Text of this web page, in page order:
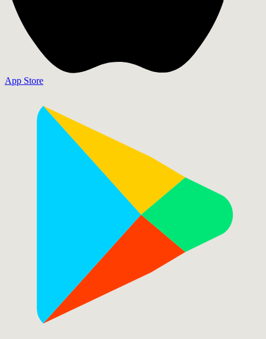
App Store